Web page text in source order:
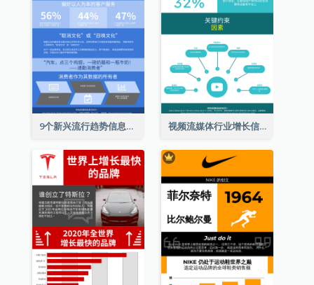
9个新兴流行趋势信息图表 视频流媒体行业增长信息图表